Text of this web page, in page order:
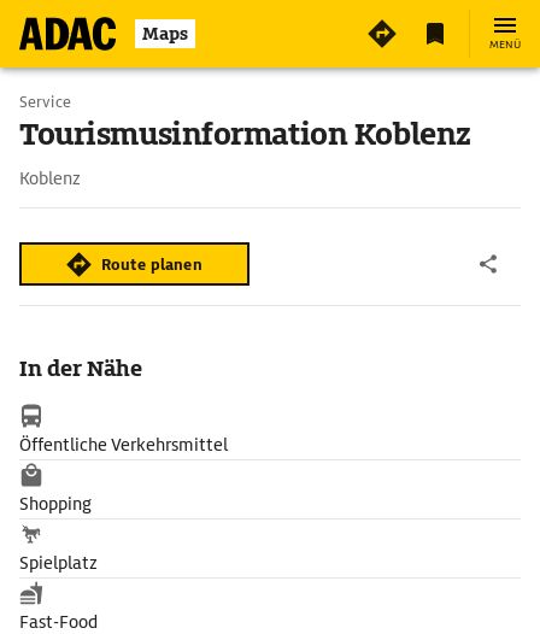
Maps MENÜ
Service
Tourismusinformation Koblenz
Koblenz
Route planen
In der Nähe
Öffentliche Verkehrsmittel
Shopping
Spielplatz
Fast-Food